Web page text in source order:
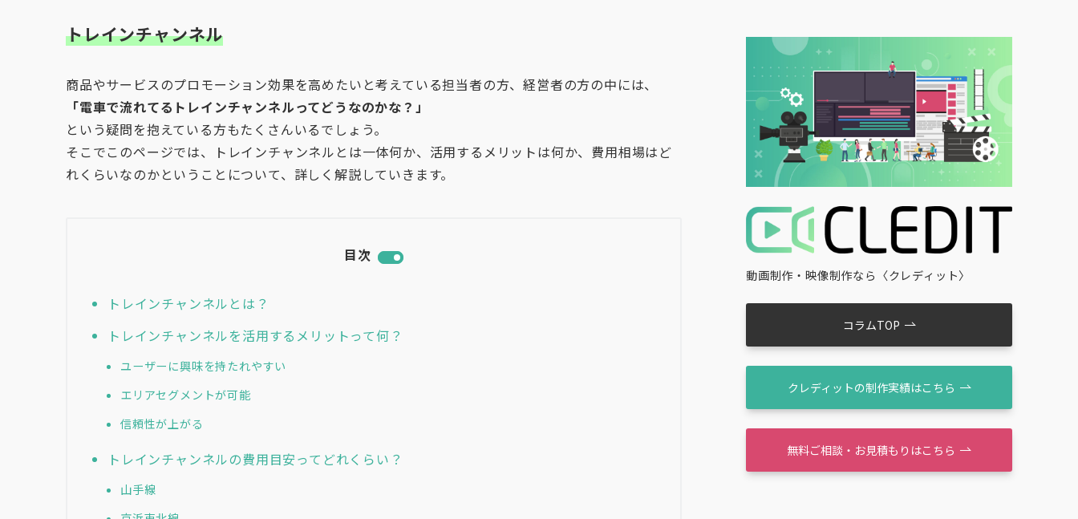
トレインチャンネル
商品やサービスのプロモーション効果を高めたいと考えている担当者の方、経営者の方の中には、
「電車で流れてるトレインチャンネルってどうなのかな？」
という疑問を抱えている方もたくさんいるでしょう。
そこでこのページでは、トレインチャンネルとは一体何か、活用するメリットは何か、費用相場はど
れくらいなのかということについて、詳しく解説していきます。
目次
トレインチャンネルとは？
トレインチャンネルを活用するメリットって何？
ユーザーに興味を持たれやすい
エリアセグメントが可能
信頼性が上がる
トレインチャンネルの費用目安ってどれくらい？
山手線
動画制作・映像制作なら〈クレディット〉
コラムTOP
クレディットの制作実績はこちら
無料ご相談・お見積もりはこちら